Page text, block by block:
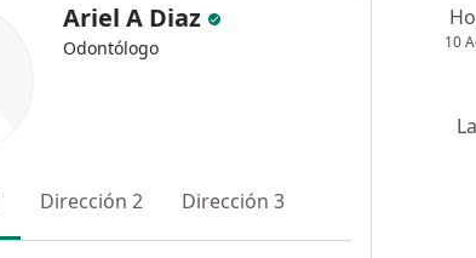
Ariel A Diaz
Odontólogo
Dirección 2 Dirección 3
10